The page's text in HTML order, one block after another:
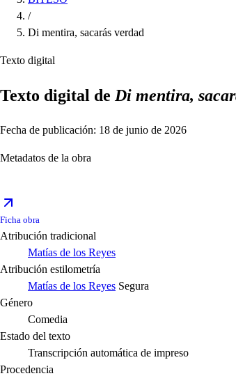
/
Di mentira, sacarás verdad
Texto digital
Texto digital de Di mentira,
Fecha de publicación: 18 de junio de 2026
Metadatos de la obra
Ficha obra
Atribución tradicional
Matías de los Reyes
Atribución estilometría
Matías de los Reyes Segura
Género
Comedia
Estado del texto
Transcripción automática de impreso
Procedencia